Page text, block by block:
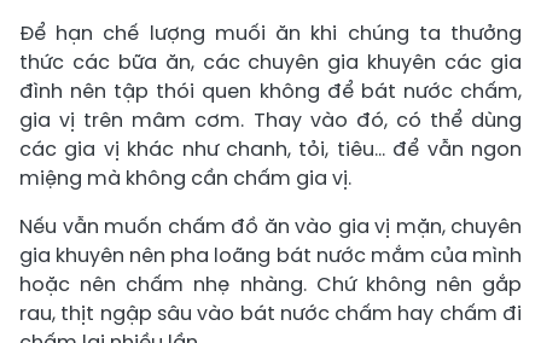
Để hạn chế lượng muối ăn khi chúng ta thưởng
thức các bữa ăn, các chuyên gia khuyên các gia
đình nên tập thói quen không để bát nước chấm,
gia vị trên mâm cơm. Thay vào đó, có thể dùng
các gia vị khác như chanh, tỏi, tiêu… để vẫn ngon
miệng mà không cần chấm gia vị.
Nếu vẫn muốn chấm đồ ăn vào gia vị mặn, chuyên
gia khuyên nên pha loãng bát nước mắm của mình
hoặc nên chấm nhẹ nhàng. Chứ không nên gắp
rau, thịt ngập sâu vào bát nước chấm hay chấm đi